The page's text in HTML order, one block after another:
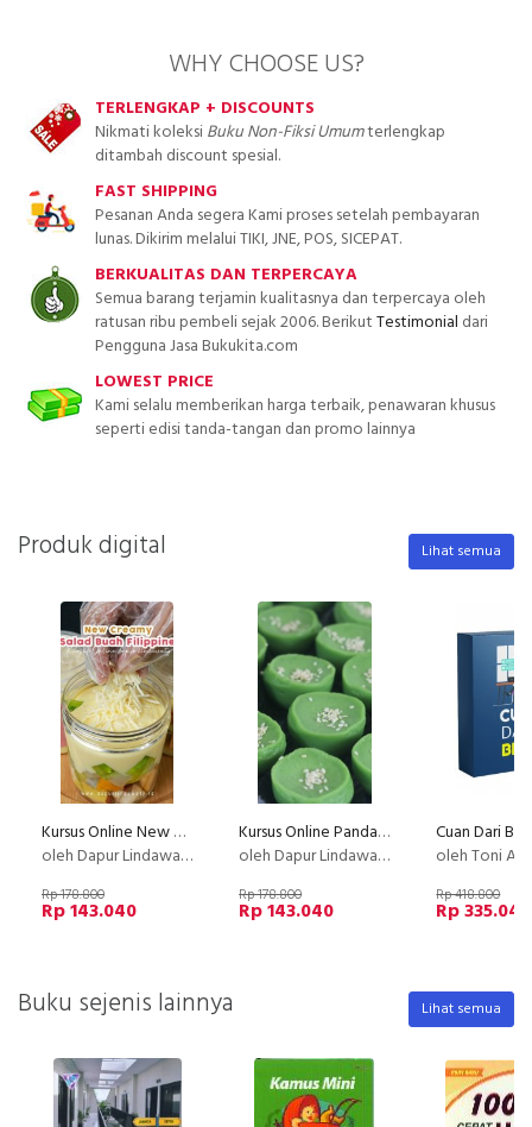
WHY CHOOSE US?
TERLENGKAP + DISCOUNTS
Nikmati koleksiBuku Non-Fiksi Umumterlengkap
ditambah discount spesial.
FAST SHIPPING
Pesanan Anda segera Kami proses setelah pembayaran
lunas. Dikirim melalui TIKI, JNE, POS, SICEPAT.
BERKUALITAS DAN TERPERCAYA
Semua barang terjamin kualitasnya dan terpercaya oleh
ratusan ribu pembeli sejak 2006. BerikutTestimonial dari
Pengguna Jasa Bukukita.com
LOWEST PRICE
Kami selalu memberikan harga terbaik, penawaran khusus
seperti edisi tanda-tangan dan promo lainnya
Produk digital Lihat semua
Kursus Online New Creamy Salad Buah Philiphine Dapur Lindawaty PU
oleh Dapur Lindawaty
Rp 178.800
Rp 143.040
Kursus Online Pandan Hejo Dapur Lindawaty PU
oleh Dapur Lindawaty
Rp 178.800
Rp 143.040
oleh Toni Al-
Rp 418.800
Rp 335.040
Buku sejenis lainnya Lihat semua